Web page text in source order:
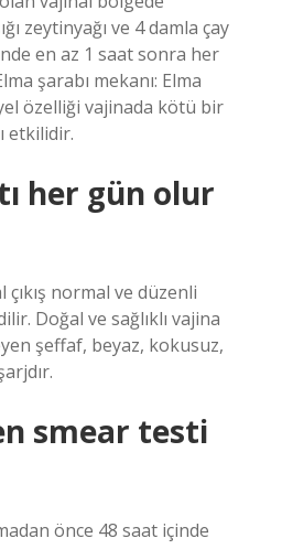
zeytinyağı ve 4 damla çay
en az 1 saat sonra her
şarabı mekanı: Elma
özelliği vajinada kötü bir
etkilidir.
her gün olur
normal ve düzenli
Doğal ve sağlıklı vajina
şeffaf, beyaz, kokusuz,
smear testi
önce 48 saat içinde